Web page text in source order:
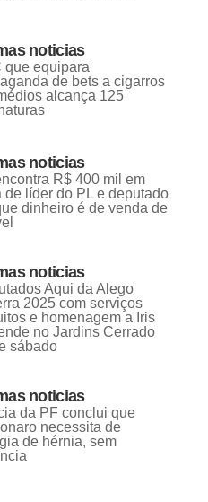
noticias
que equipara
de bets a cigarros
alcança 125
noticias
R$ 400 mil em
de líder do PL e deputado
dinheiro é de venda de
noticias
Aqui da Alego
2025 com serviços
e homenagem a Iris
no Jardins Cerrado
sábado
noticias
da PF conclui que
necessita de
de hérnia, sem